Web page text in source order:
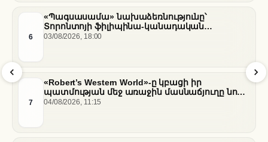
6
«Պագսասամա» նախաձեռնությունը՝
Տորոնտոյի ֆիլիպինա-կանադական
արվեստագետների համար
03/08/2026, 18:00
7
«Robert’s Western World»-ը կբացի իր
պատմության մեջ առաջին մասնաճյուղը նոր
«Nissan Stadium» մարզադաշտում
04/08/2026, 11:15